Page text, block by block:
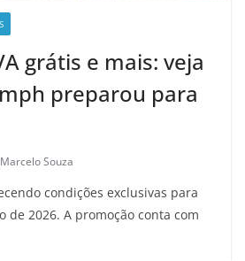
grátis e mais: veja
preparou para
Marcelo Souza
condições exclusivas para
de 2026. A promoção conta com